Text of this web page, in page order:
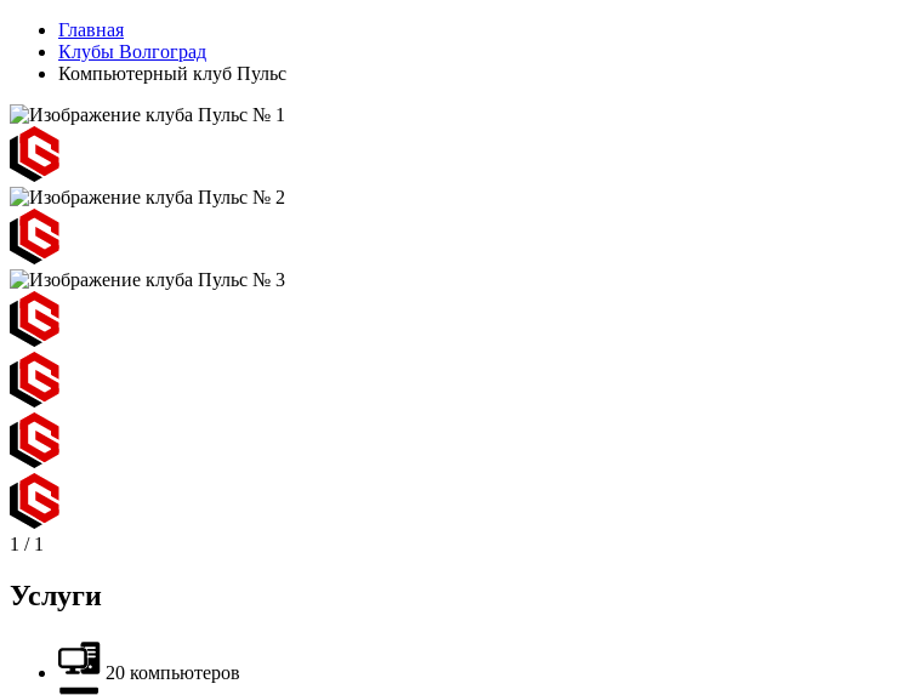
Главная
Клубы Волгоград
Компьютерный клуб Пульс
1 / 1
Услуги
20 компьютеров